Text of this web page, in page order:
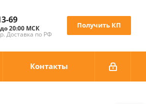
69
20:00 МСК
Доставка по РФ
Получить КП
Контакты